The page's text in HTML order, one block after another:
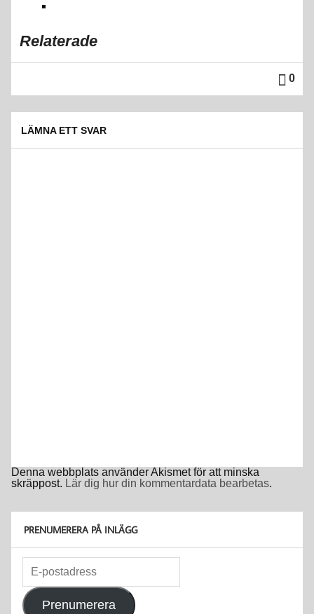
Relaterade
0
LÄMNA ETT SVAR
Denna webbplats använder Akismet för att minska
skräppost. Lär dig hur din kommentardata bearbetas.
PRENUMERERA PÅ INLÄGG
postadress
Prenumerera